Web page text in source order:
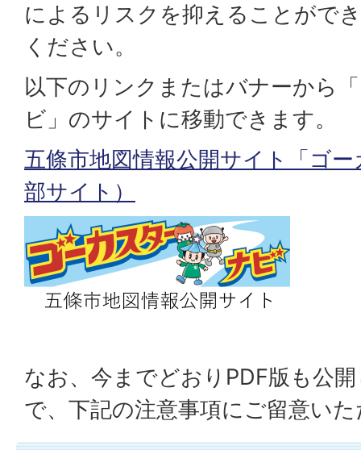
によるリスクを抑えることがで
ください。
以下のリンクまたはバナーから
ビ」のサイトに移動できます。
五條市地図情報公開サイト「ゴ
部サイト）
なお、今までどおりPDF版も公
で、下記の注意事項にご留意い